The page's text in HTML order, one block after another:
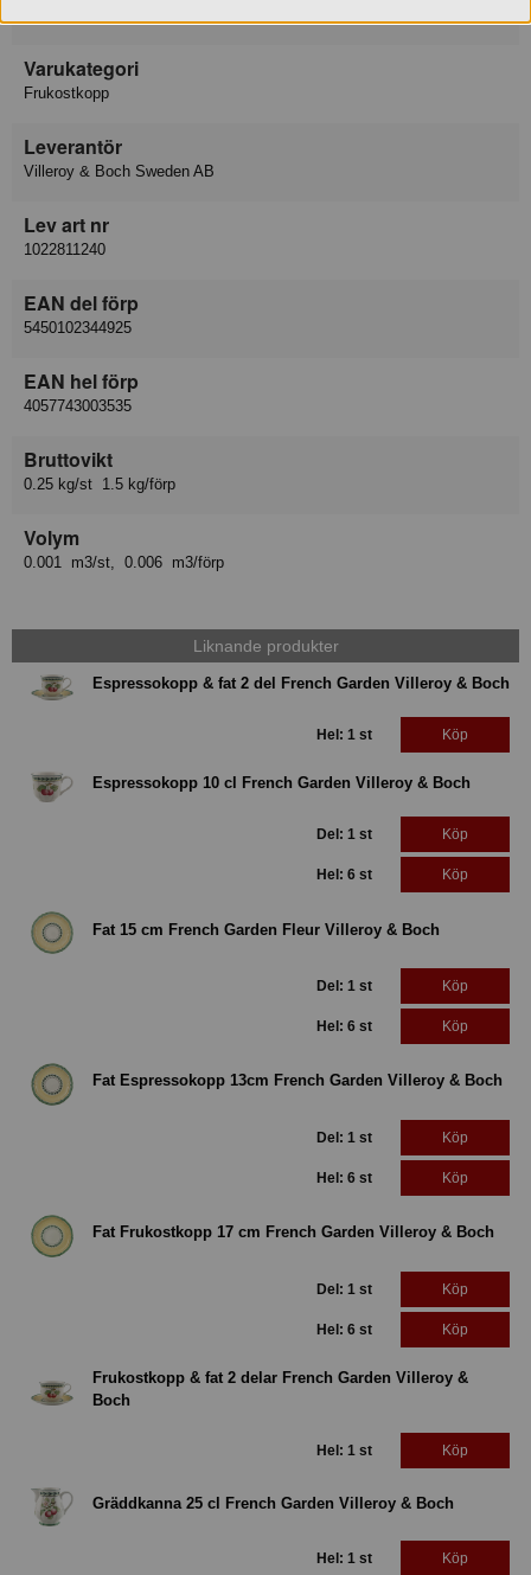
Varukategori
Frukostkopp
Leverantör
Villeroy & Boch Sweden AB
Lev art nr
1022811240
EAN del förp
5450102344925
EAN hel förp
4057743003535
Bruttovikt
0.25 kg/st 1.5 kg/förp
Volym
0.001 m3/st, 0.006 m3/förp
Liknande produkter
Espressokopp & fat 2 del French Garden Villeroy & Boch
Hel: 1 st Köp
Espressokopp 10 cl French Garden Villeroy & Boch
Del: 1 st Köp
Hel: 6 st Köp
Fat 15 cm French Garden Fleur Villeroy & Boch
Del: 1 st Köp
Hel: 6 st Köp
Fat Espressokopp 13cm French Garden Villeroy & Boch
Del: 1 st Köp
Hel: 6 st Köp
Fat Frukostkopp 17 cm French Garden Villeroy & Boch
Del: 1 st Köp
Hel: 6 st Köp
Frukostkopp & fat 2 delar French Garden Villeroy &
Boch
Hel: 1 st Köp
Gräddkanna 25 cl French Garden Villeroy & Boch
Hel: 1 st Köp